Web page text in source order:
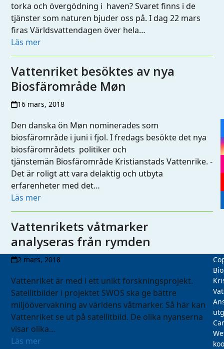
torka och övergödning i haven? Svaret finns i de
tjänster som naturen bjuder oss på. I dag 22 mars
firas Världsvattendagen över hela…
Läs mer
Vattenriket besöktes av nya
Biosfärområde Møn
16 mars, 2018
Den danska ön Møn nominerades som
biosfärområde i juni i fjol. I fredags besökte det nya
biosfärområdets politiker och
tjänstemän Biosfärområde Kristianstads Vattenrike. -
Det är roligt att vara delaktig och utbyta
erfarenheter med det…
Läs mer
Vattenrikets våtmarker
analyseras från rymden
2 mars, 2018
Vattenriket är med i ett unikt forskningsprojekt.
Satellitbilder i projektet SWOS ska ge bättre
miljöövervakning av världens våtmarker. Så här kan
Vattenriket se ut på satellitbild. De olika nyanserna
visar olika…
Läs mer